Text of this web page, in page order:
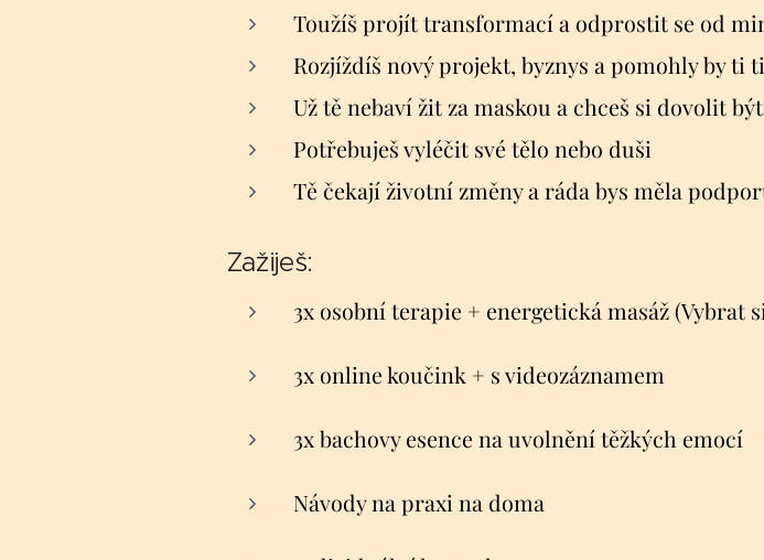
Toužíš projít transformací a odprostit se od
Rozjíždíš nový projekt, byznys a pomohly by ti
Už tě nebaví žit za maskou a chceš si dovolit
Potřebuješ vyléčit své tělo nebo duši
Tě čekají životní změny a ráda bys měla
Zažiješ:
3x osobní terapie + energetická masáž (Vybrat
3x online koučink + s videozáznamem
3x bachovy esence na uvolnění těžkých emocí
Návody na praxi na doma